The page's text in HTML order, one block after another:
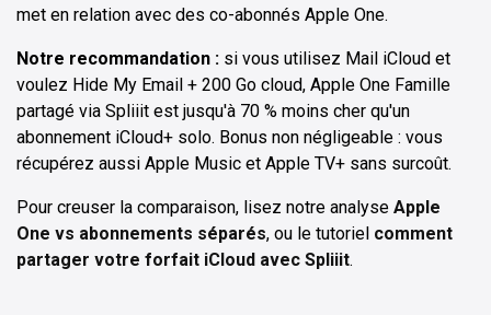
met en relation avec des co-abonnés Apple One.
Notre recommandation : si vous utilisez Mail iCloud et
voulez Hide My Email + 200 Go cloud, Apple One Famille
partagé via Spliiit est jusqu'à 70 % moins cher qu'un
abonnement iCloud+ solo. Bonus non négligeable : vous
récupérez aussi Apple Music et Apple TV+ sans surcoût.
Pour creuser la comparaison, lisez notre analyse Apple
One vs abonnements séparés, ou le tutoriel comment
partager votre forfait iCloud avec Spliiit.